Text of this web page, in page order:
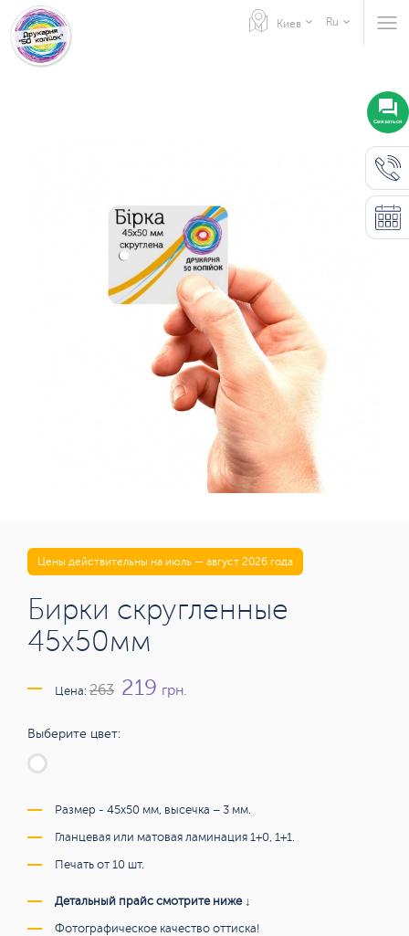
Киев Ru
Цены действительны на июль — август 2026 года
Бирки скругленные
45х50мм
Цена: 263 219 грн.
Выберите цвет:
Размер - 45х50 мм, высечка – 3 мм.
Гланцевая или матовая ламинация 1+0, 1+1.
Печать от 10 шт.
Детальный прайс смотрите ниже ↓
Фотографическое качество оттиска!